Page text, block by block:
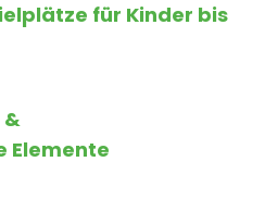
für Kinder bis
&
Elemente